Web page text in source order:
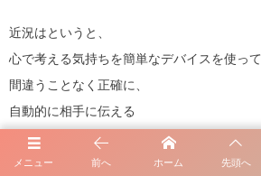
近況はというと、
心で考える気持ちを簡単なデバイスを使って
間違うことなく正確に、
自動的に相手に伝える
ということに取り組んでいたのですが、
（たとえば言葉が通じないような関係でも
メニュー 前へ ホーム 先頭へ